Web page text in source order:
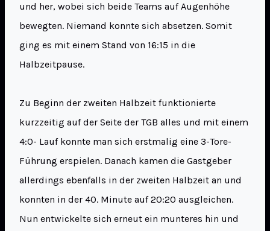
und her, wobei sich beide Teams auf Augenhöhe
bewegten. Niemand konnte sich absetzen. Somit
ging es mit einem Stand von 16:15 in die
Halbzeitpause.
Zu Beginn der zweiten Halbzeit funktionierte
kurzzeitig auf der Seite der TGB alles und mit einem
4:0- Lauf konnte man sich erstmalig eine 3-Tore-
Führung erspielen. Danach kamen die Gastgeber
allerdings ebenfalls in der zweiten Halbzeit an und
konnten in der 40. Minute auf 20:20 ausgleichen.
Nun entwickelte sich erneut ein munteres hin und